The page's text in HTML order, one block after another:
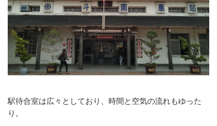
駅待合室は広々としており、時間と空気の流れもゆった
り。